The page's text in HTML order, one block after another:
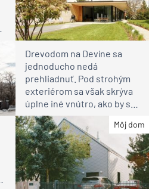
Drevodom na Devíne sa
jednoducho nedá
prehliadnuť. Pod strohým
exteriérom sa však skrýva
úplne iné vnútro, ako by ste
čakali
Môj dom